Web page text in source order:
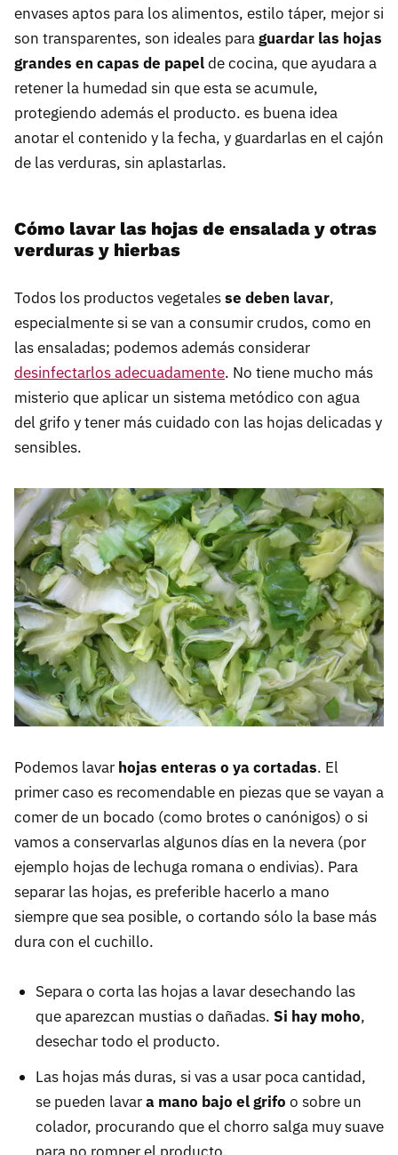
envases aptos para los alimentos, estilo táper, mejor si
son transparentes, son ideales paraguardar las hojas
grandes en capas de papelde cocina, que ayudara a
retener la humedad sin que esta se acumule,
protegiendo además el producto. es buena idea
anotar el contenido y la fecha, y guardarlas en el cajón
de las verduras, sin aplastarlas.
Cómo lavar las hojas de ensalada y otras
verduras y hierbas
Todos los productos vegetalesse deben lavar,
especialmente si se van a consumir crudos, como en
las ensaladas; podemos además considerar
desinfectarlos adecuadamente. No tiene mucho más
misterio que aplicar un sistema metódico con agua
del grifo y tener más cuidado con las hojas delicadas y
sensibles.
Podemos lavar hojas enteras o ya cortadas. El
primer caso es recomendable en piezas que se vayan a
comer de un bocado (como brotes o canónigos) o si
vamos a conservarlas algunos días en la nevera (por
ejemplo hojas de lechuga romana o endivias). Para
separar las hojas, es preferible hacerlo a mano
siempre que sea posible, o cortando sólo la base más
dura con el cuchillo.
Separa o corta las hojas a lavar desechando las
que aparezcan mustias o dañadas. Si hay moho,
desechar todo el producto.
Las hojas más duras, si vas a usar poca cantidad,
se pueden lavara mano bajo el grifo o sobre un
colador, procurando que el chorro salga muy suave